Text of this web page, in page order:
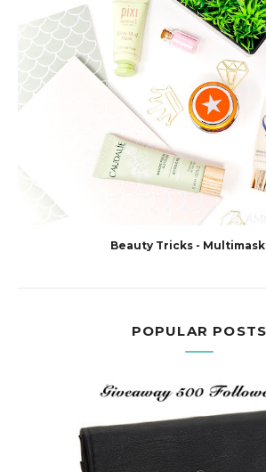
Beauty Tricks -
POPULAR POSTS